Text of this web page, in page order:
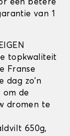
een betere
van 1
topkwaliteit
Franse
dag zo'n
om de
dromen te
650g,